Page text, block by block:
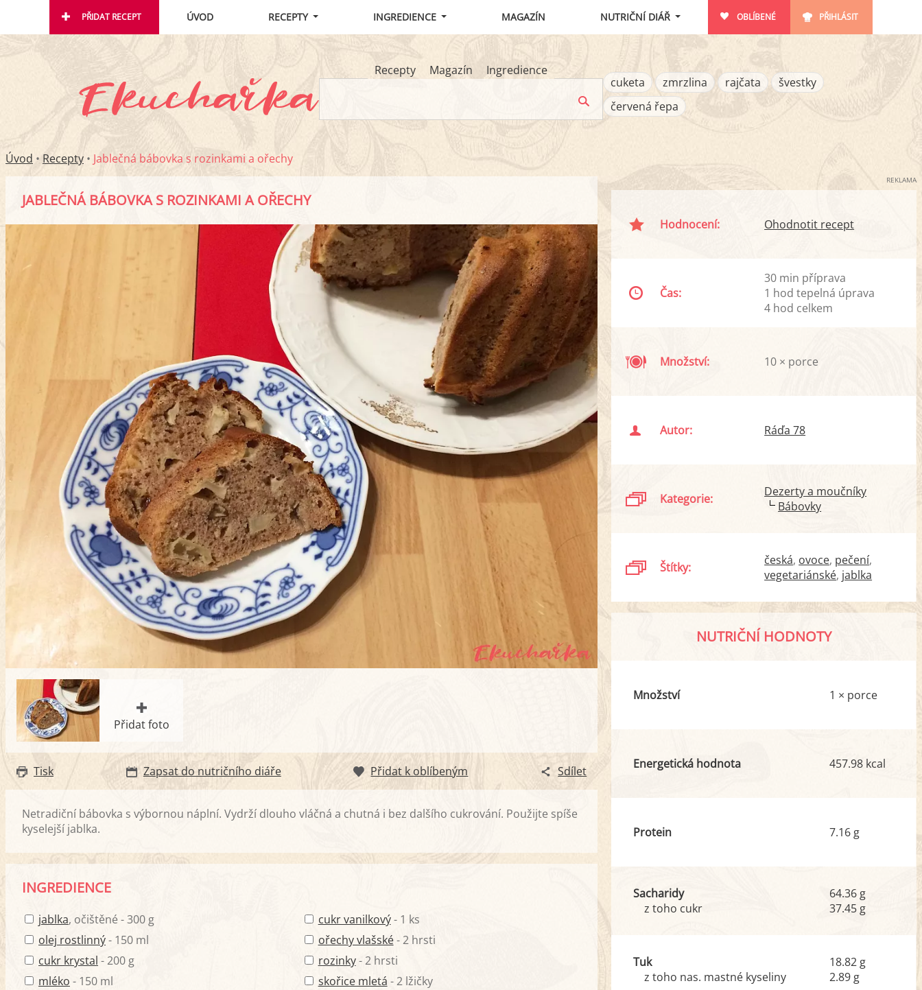
PŘIDAT RECEPT ÚVOD RECEPTY INGREDIENCE MAGAZÍN NUTRIČNÍ DIÁŘ OBLÍBENÉ PŘIHLÁSIT
Recepty Magazín
Ingredience
cuketa
zmrzlina rajčata
švestky
červená řepa
Úvod • Recepty • Jablečná bábovka s rozinkami a ořechy
JABLEČNÁ BÁBOVKA S ROZINKAMI A OŘECHY
Přidat foto
Tisk Zapsat do nutričního diáře Přidat k oblíbeným Sdílet
Netradiční bábovka s výbornou náplní. Vydrží dlouho vláčná a chutná i bez dalšího cukrování. Použijte spíše
kyselejší jablka.
INGREDIENCE
jablka, očištěné - 300 g
olej rostlinný- 150 ml
cukr krystal - 200 g
mléko - 150 ml
cukr vanilkový- 1 ks
ořechy vlašské- 2 hrsti
rozinky- 2 hrsti
skořice mletá - 2 lžičky
REKLAMA
Hodnocení: Ohodnotit recept
Čas:
30 min příprava
1 hod tepelná úprava
4 hod celkem
Množství: 10 × porce
Autor: Ráďa 78
Kategorie:
Dezerty a moučníky
Bábovky
Štítky: česká ovoce pečení
vegetariánské jablka
NUTRIČNÍ HODNOTY
Množství 1 × porce
Energetická hodnota 457.98 kcal
Protein 7.16 g
Sacharidy
z toho cukr
64.36 g
37.45 g
Tuk
z toho nas. mastné kyseliny
18.82 g
2.89 g